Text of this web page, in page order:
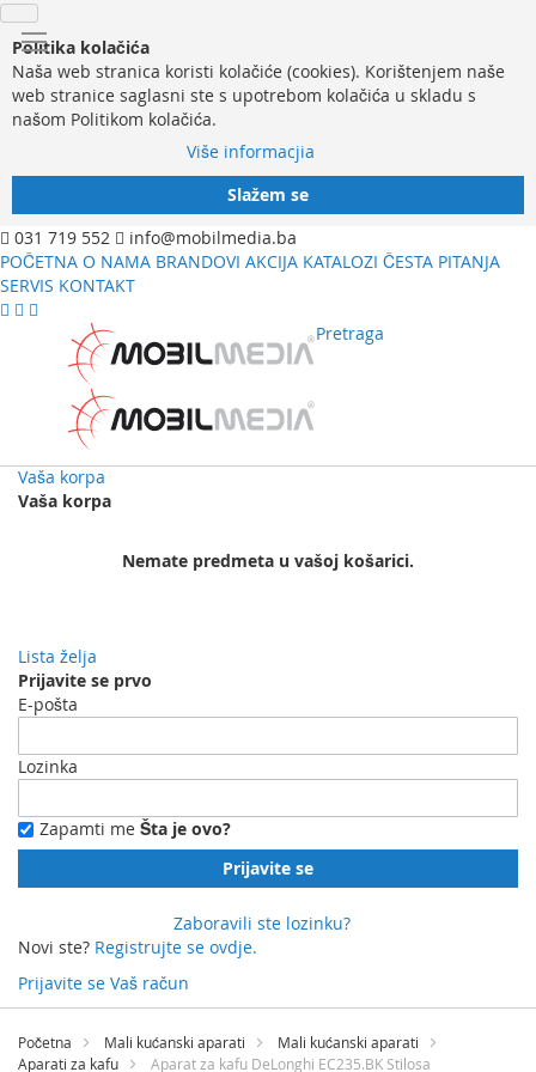
Politika kolačića
Naša web stranica koristi kolačiće (cookies). Korištenjem naše
web stranice saglasni ste s upotrebom kolačića u skladu s
našom Politikom kolačića.
Više informacjia
Slažem se
031 719 552
info@mobilmedia.ba
POČETNA O NAMA BRANDOVI AKCIJA KATALOZI ČESTA PITANJA
SERVIS KONTAKT
Pretraga
Vaša korpa
Vaša korpa
Nemate predmeta u vašoj košarici.
Lista želja
Prijavite se prvo
E-pošta
Lozinka
Zapamti me Šta je ovo?
Prijavite se
Zaboravili ste lozinku?
Novi ste? Registrujte se ovdje.
Prijavite se Vaš račun
Preskočite
sadržaj
Početna Mali kućanski aparati
Mali kućanski aparati
Aparati za kafu
Aparat za kafu DeLonghi EC235.BK Stilosa